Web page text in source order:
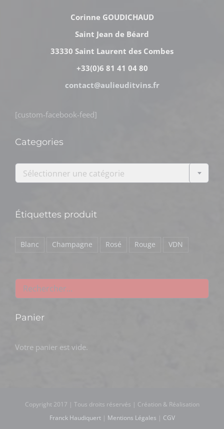
Corinne GOUDICHAUD
Saint Jean de Béard
33330 Saint Laurent des Combes
+33(0)6 81 41 04 80
contact@aulieuditvins.fr
[custom-facebook-feed]
Categories
Sélectionner une catégorie
Étiquettes produit
Blanc Champagne Rosé Rouge VDN
Panier
Votre panier est vide.
Copyright 2017 | Tous droits réservés | Création & Réalisation
Franck Haudiquert| Mentions Légales | CGV